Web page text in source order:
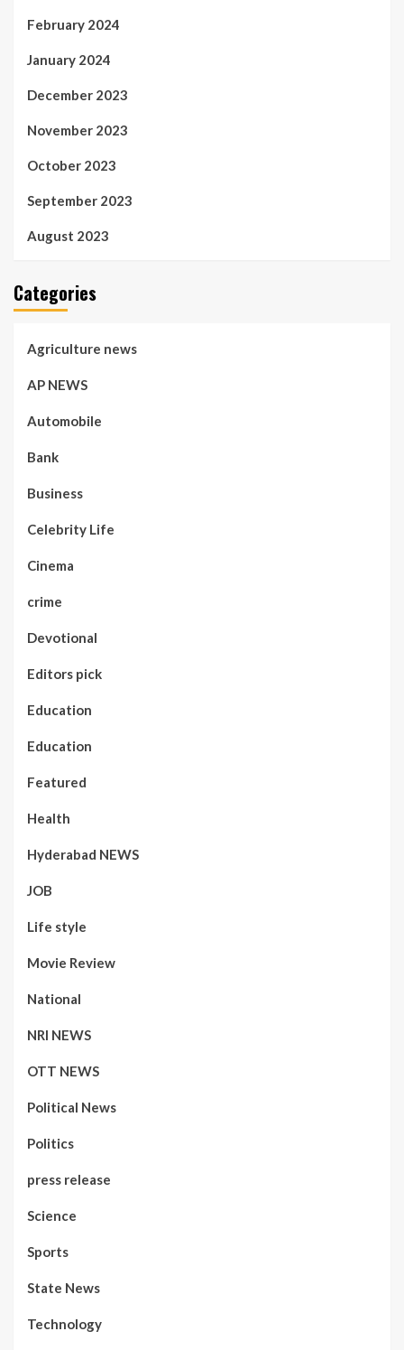
February 2024
January 2024
December 2023
November 2023
October 2023
September 2023
August 2023
Categories
Agriculture news
AP NEWS
Automobile
Bank
Business
Celebrity Life
Cinema
crime
Devotional
Editors pick
Education
Education
Featured
Health
Hyderabad NEWS
JOB
Life style
Movie Review
National
NRI NEWS
OTT NEWS
Political News
Politics
press release
Science
Sports
State News
Technology